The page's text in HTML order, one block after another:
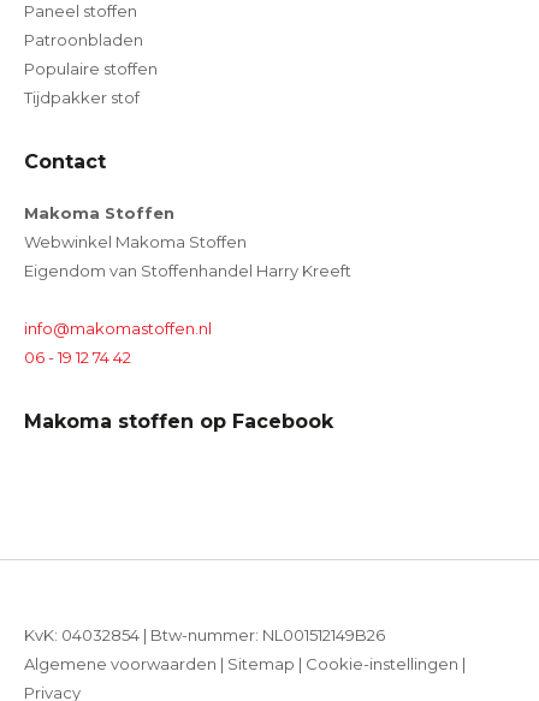
Paneel stoffen
Patroonbladen
Populaire stoffen
Tijdpakker stof
Contact
Makoma Stoffen
Webwinkel Makoma Stoffen
Eigendom van Stoffenhandel Harry Kreeft
info@makomastoffen.nl
06 - 19 12 74 42
Makoma stoffen op Facebook
KvK: 04032854 | Btw-nummer: NL001512149B26
Algemene voorwaarden | Sitemap | Cookie-instellingen |
Privacy